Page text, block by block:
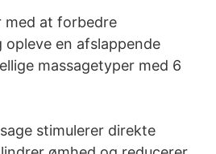
med at forbedre
en afslappende
massagetyper med 6
stimulerer direkte